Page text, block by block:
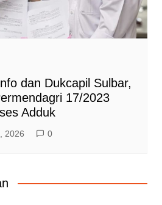
dan Dukcapil Sulbar,
17/2023
Adduk
2026 0